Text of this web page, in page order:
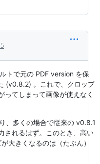
トで元の PDF version を保
(v0.8.2) 。これで、クロップ
てしまって画像が使えなく
、多くの場合で従来の v0.8.1
されるはず。このとき、高い
大きくなるのは（たぶん）